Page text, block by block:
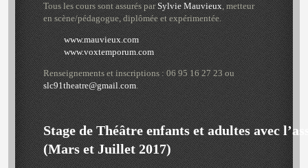
Tous les cours sont assurés parSylvie Mauvieux, metteur
en scène/pédagogue, diplômée et expérimentée.
www.mauvieux.com
www.voxtemporum.com
Renseignements et inscriptions : 06 95 16 27 23 ou
slc91theatre@gmail.com.
Stage de Théâtre enfants et adultes avec
(Mars et Juillet 2017)